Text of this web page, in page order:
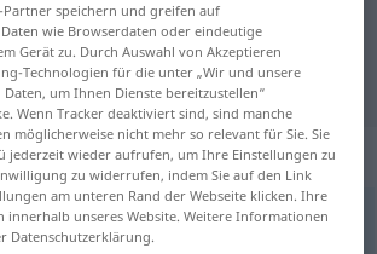
Übersetzung
-Partner speichern und greifen auf
wie Browserdaten oder eindeutige
Gerät zu. Durch Auswahl von Akzeptieren
Technologien für die unter „Wir und unsere
um Ihnen Dienste bereitzustellen“
Wenn Tracker deaktiviert sind, sind manche
möglicherweise nicht mehr so relevant für Sie. Sie
jederzeit wieder aufrufen, um Ihre Einstellungen zu
zu widerrufen, indem Sie auf den Link
am unteren Rand der Webseite klicken. Ihre
innerhalb unseres Website. Weitere Informationen
Datenschutzerklärung.